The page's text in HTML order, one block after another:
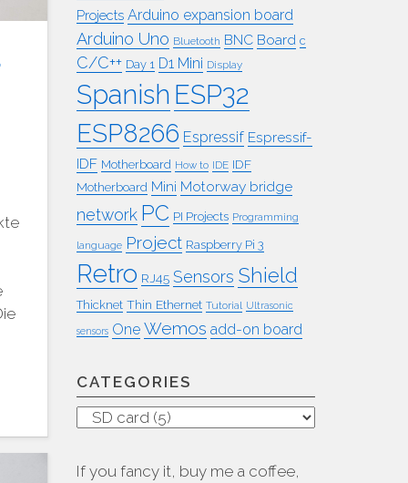
Projects Arduino expansion board
Arduino Uno Bluetooth BNC Board c
C/C++ Day 1 D1 Mini Display
Spanish ESP32
ESP8266 Espressif Espressif-
IDF Motherboard How to IDE IDF
Motherboard Mini Motorway bridge
network PC PI Projects Programming
language Project Raspberry Pi 3
Retro RJ45 Sensors Shield
Thicknet Thin Ethernet Tutorial Ultrasonic
sensors One Wemos add-on board
CATEGORIES
Categories
If you fancy it, buy me a coffee,